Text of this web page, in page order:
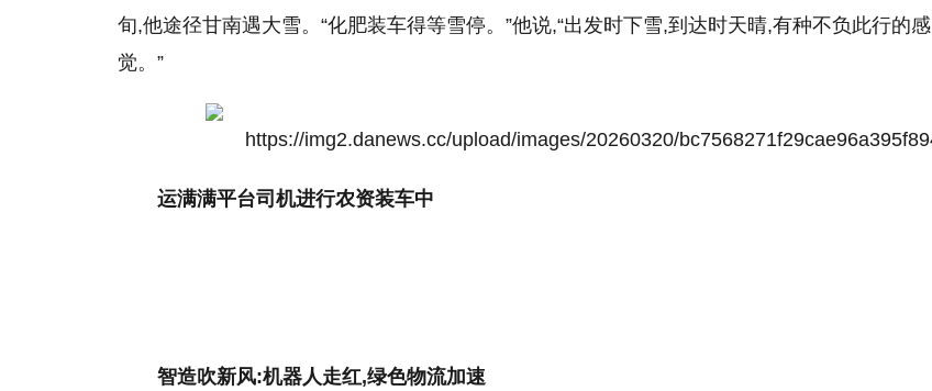
旬,他途径甘南遇大雪。“化肥装车得等雪停。”他说,“出发时下雪,到达时天晴,有种不负此行的感
觉。”
运满满平台司机进行农资装车中
智造吹新风:机器人走红,绿色物流加速